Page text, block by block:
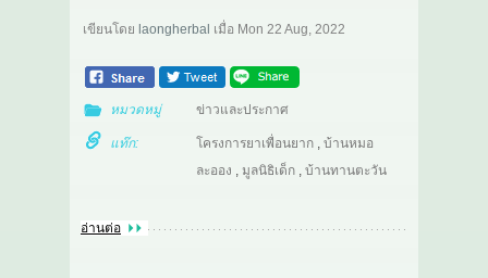
เขียนโดย laongherbal เมื่อ Mon 22 Aug, 2022
หมวดหมู่ ข่าวและประกาศ
แท๊ก: โครงการยาเพื่อนยาก, บ้านหมอ
ละออง , มูลนิธิเด็ก, บ้านทานตะวัน
อ่านต่อ